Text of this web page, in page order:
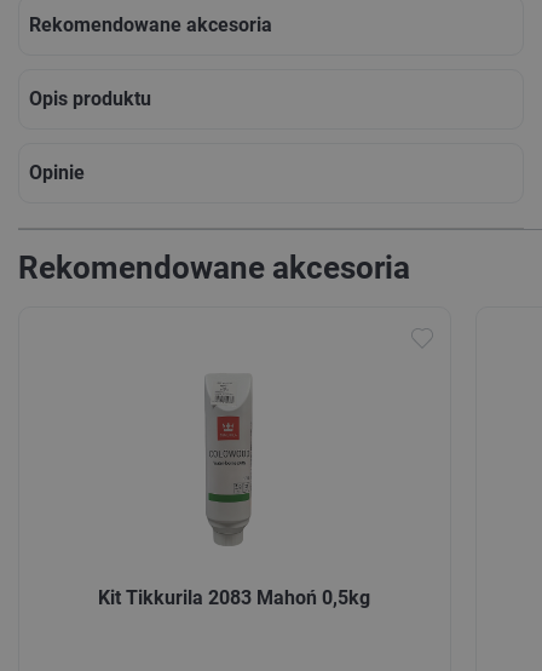
Rekomendowane akcesoria
Opis produktu
Opinie
Rekomendowane akcesoria
Kit Tikkurila 2083 Mahoń 0,5kg